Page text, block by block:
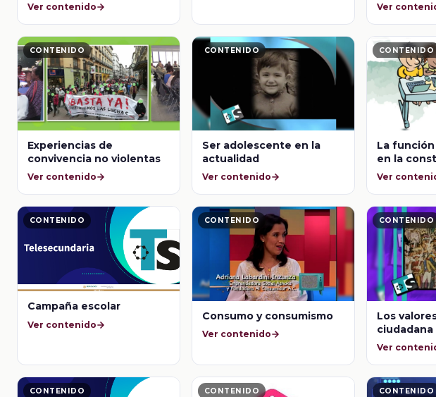
Ver contenido Ver
CONTENIDO
Experiencias de
convivencia no violentas
Ver contenido
CONTENIDO
Ser adolescente en la
actualidad
Ver contenido
CONTENIDO
La
en la
ciudadanía
Ver
CONTENIDO
Campaña escolar
Ver contenido
CONTENIDO
Consumo y consumismo
Ver contenido
CONTENIDO
Los
ciudadana
Ver
CONTENIDO CONTENIDO CONTENIDO